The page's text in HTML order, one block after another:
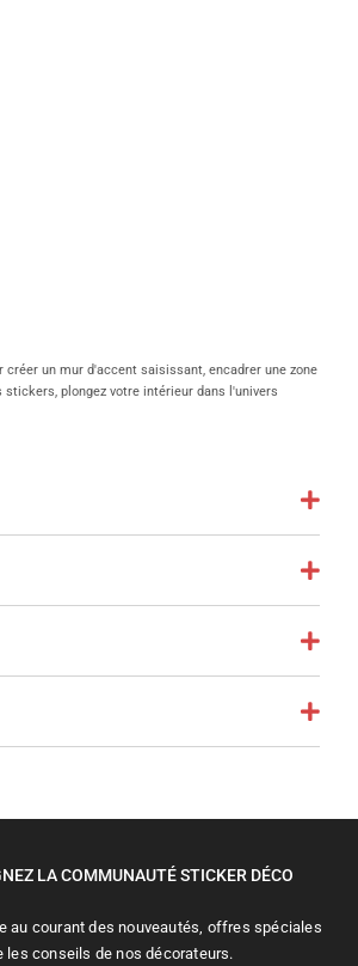
un mur d'accent saisissant, encadrer une zone
plongez votre intérieur dans l'univers
LA COMMUNAUTÉ STICKER DÉCO
au courant des nouveautés, offres spéciales
les conseils de nos décorateurs.